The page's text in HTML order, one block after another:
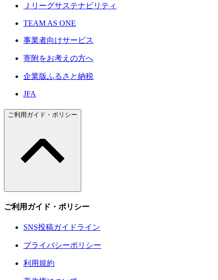
Ｊリーグサステナビリティ
TEAM AS ONE
事業者向けサービス
寄附をお考えの方へ
企業版ふるさと納税
JFA
ご利用ガイド・ポリシー
ご利用ガイド・ポリシー
SNS投稿ガイドライン
プライバシーポリシー
利用規約